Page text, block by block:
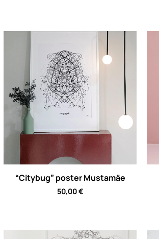
“Citybug” poster Mustamäe
50,00€